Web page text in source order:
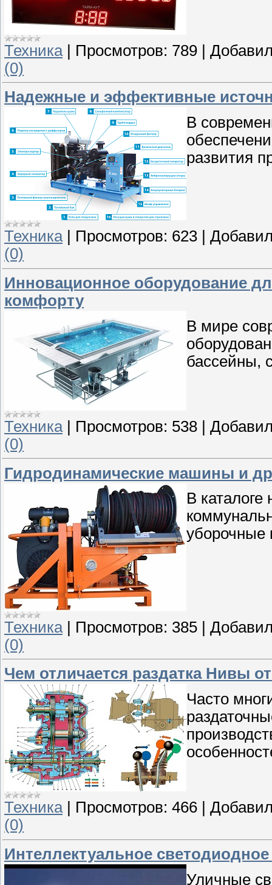
Техника | Просмотров: 789 |
(0)
Надежные и эффективные
В
развития
Техника| Просмотров: 623
(0)
Инновационное оборудование
комфорту
В мире
бассейны,
Техника| Просмотров: 538
(0)
Гидродинамические машины и
В каталоге
уборочные
Техника | Просмотров: 385 |
(0)
Чем отличается раздатка Нивы
Часто
Техника| Просмотров: 466
(0)
Интеллектуальное
Уличные